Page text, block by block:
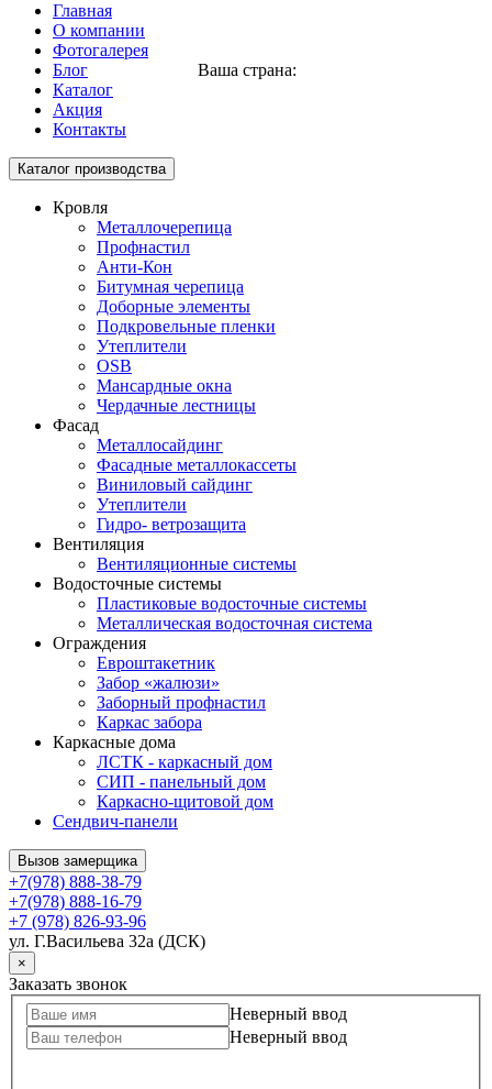
Главная
О компании
Фотогалерея
Блог
Каталог
Акция
Контакты
Ваша страна:
Toggle
navigation
Каталог производства
Кровля
Металлочерепица
Профнастил
Анти-Кон
Битумная черепица
Доборные элементы
Подкровельные пленки
Утеплители
OSB
Мансардные окна
Чердачные лестницы
Фасад
Металлосайдинг
Фасадные металлокассеты
Виниловый сайдинг
Утеплители
Гидро- ветрозащита
Вентиляция
Вентиляционные системы
Водосточные системы
Пластиковые водосточные системы
Металлическая водосточная система
Ограждения
Евроштакетник
Забор «жалюзи»
Заборный профнастил
Каркас забора
Каркасные дома
ЛСТК - каркасный дом
СИП - панельный дом
Каркасно-щитовой дом
Сендвич-панели
Вызов замерщика
+7(978) 888-38-79
+7(978) 888-16-79
+7 (978) 826-93-96
ул. Г.Васильева 32а (ДСК)
×
Заказать звонок
Неверный ввод
Неверный ввод